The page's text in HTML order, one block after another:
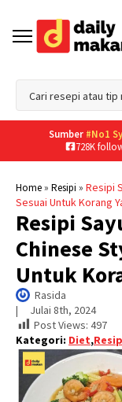
Sumber #No1
728K
Home» Resipi » Resipi
Sesuai Untuk Korang
Resipi
Chinese
Untuk
Rasida
| Julai 8th, 2024
Post Views: 497
Kategori: Diet,